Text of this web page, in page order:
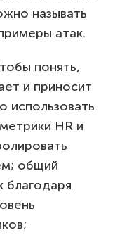
называть
атак.
понять,
и приносит
использовать
HR и
общий
благодаря